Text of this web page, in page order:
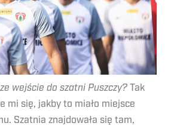
wejście do szatni Puszczy?Tak
mi się, jakby to miało miejsce
Szatnia znajdowała się tam,